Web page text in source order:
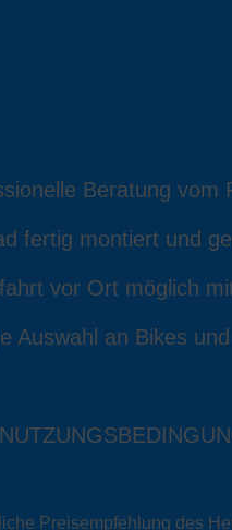
Beratung vom
fertig montiert und
vor Ort möglich
Auswahl an Bikes
Preisempfehlung des